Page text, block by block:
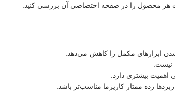
محصول را در صفحه اختصاصی آن بررسی کنید.
ابزارهای مکمل را کاهش می‌دهد.
نیست.
اهمیت بیشتری دارد.
رده ممتاز کاریزما مناسب‌تر باشد.